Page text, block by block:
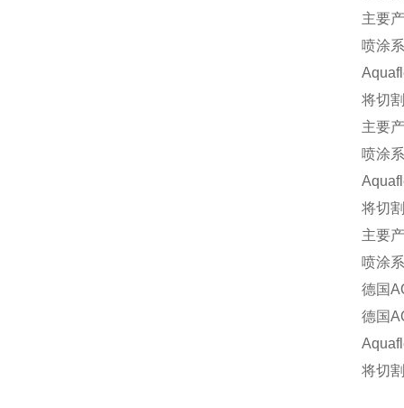
主要
喷涂
将切
主要
喷涂
将切
主要
喷涂
德国
德国
将切